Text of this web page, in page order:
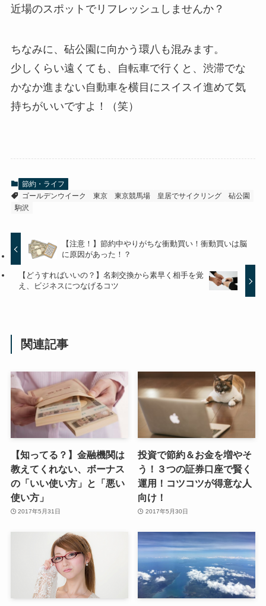
近場のスポットでリフレッシュしませんか？
ちなみに、砧公園に向かう環八も混みます。
少しくらい遠くても、自転車で行くと、渋滞でな
かなか進まない自動車を横目にスイスイ進めて気
持ちがいいですよ！（笑）
節約・ライフ
ゴールデンウイーク
東京 東京競馬場 皇居でサイクリング
砧公園
駒沢
【注意！】節約中やりがちな衝動買い！衝動買いは脳
に原因があった！？
【どうすればいいの？】名刺交換から素早く相手を覚
え、ビジネスにつなげるコツ
関連記事
【知ってる？】金融機関は
教えてくれない、ボーナス
の「いい使い方」と「悪い
使い方」
2017年5月31日
投資で節約＆お金を増やそ
う！３つの証券口座で賢く
運用！コツコツが得意な人
向け！
2017年5月30日